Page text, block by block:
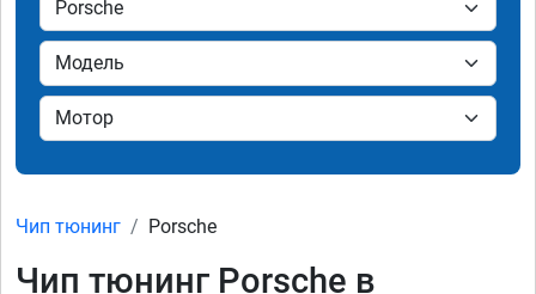
Чип тюнинг Porsche
Чип тюнинг Porsche в